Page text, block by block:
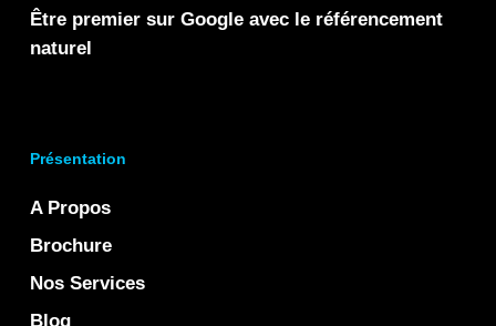
Être premier sur Google avec le référencement
naturel
Présentation
A Propos
Brochure
Nos Services
Blog